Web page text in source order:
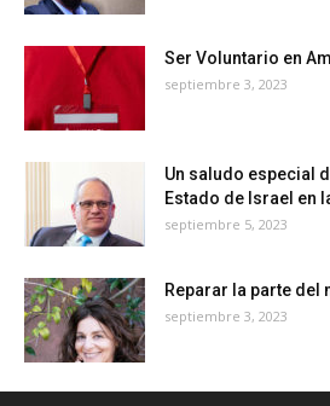
Ser Voluntario en
septiembre 3, 2023
Un saludo especial
Estado de Israel en
septiembre 5, 2023
Reparar la parte del
septiembre 3, 2023